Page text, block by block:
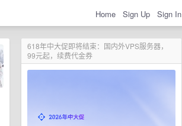
Home Sign Up Sign In
618年中大促即将结束：国内外VPS服务器，
99元起，续费代金券